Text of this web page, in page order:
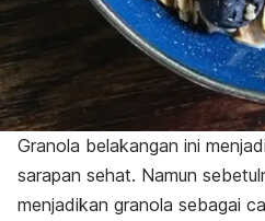
Granola belakangan ini
sarapan sehat. Namun
menjadikan granola sebagai